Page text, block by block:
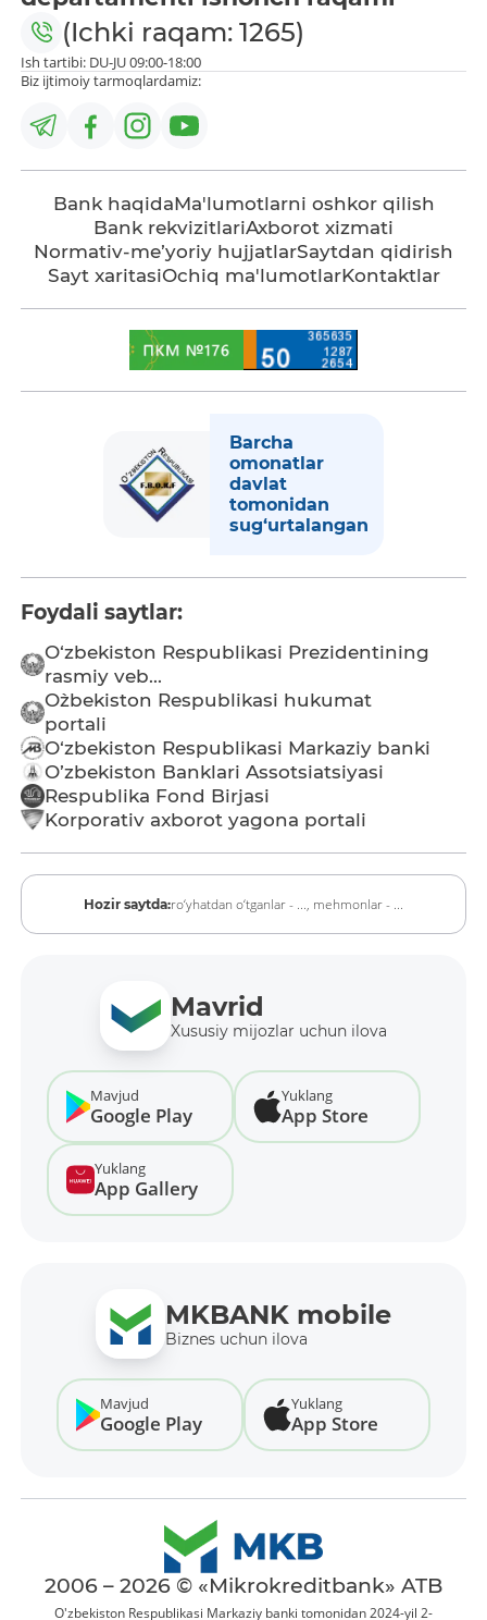
(Ichki raqam: 1265)
Ish tartibi: DU-JU 09:00-18:00
Biz ijtimoiy tarmoqlardamiz:
Bank haqidaMa'lumotlarni oshkor qilish
Bank rekvizitlariAxborot xizmati
Normativ-me’yoriy hujjatlarSaytdan qidirish
Sayt xaritasiOchiq ma'lumotlarKontaktlar
Barcha
omonatlar
davlat
tomonidan
sug‘urtalangan
Foydali saytlar:
O‘zbekiston Respublikasi Prezidentining
rasmiy veb...
O`zbekiston Respublikasi hukumat
portali
O‘zbekiston Respublikasi Markaziy banki
O’zbekiston Banklari Assotsiatsiyasi
Respublika Fond Birjasi
Korporativ axborot yagona portali
Hozir saytda:ro‘yhatdan o‘tganlar - ..., mehmonlar - ...
Mavrid
Xususiy mijozlar uchun ilova
Mavjud
Google Play
Yuklang
App Store
Yuklang
App Gallery
MKBANK mobile
Biznes uchun ilova
Mavjud
Google Play
Yuklang
App Store
2006 – 2026 © «Mikrokreditbank» ATB
O'zbekiston Respublikasi Markaziy banki tomonidan 2024-yil 2-